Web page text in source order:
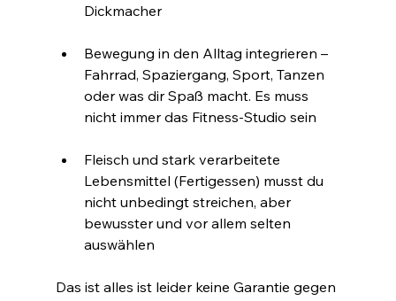
Dickmacher
Bewegung in den Alltag integrieren –
Fahrrad, Spaziergang, Sport, Tanzen
oder was dir Spaß macht. Es muss
nicht immer das Fitness-Studio sein
Fleisch und stark verarbeitete
Lebensmittel (Fertigessen) musst du
nicht unbedingt streichen, aber
bewusster und vor allem selten
auswählen
Das ist alles ist leider keine Garantie gegen